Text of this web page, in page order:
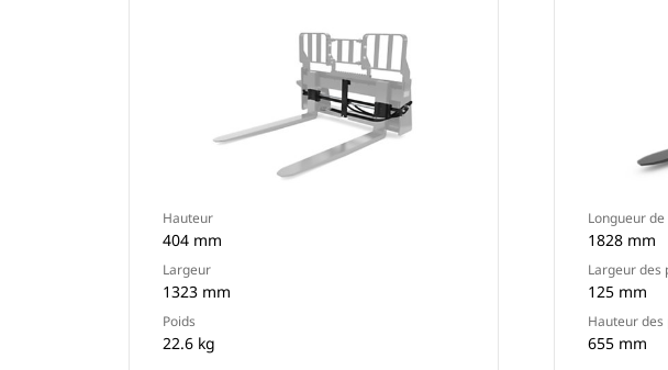
Hauteur
404 mm
Largeur
1323 mm
Poids
22.6 kg
Longueur
1828 mm
Largeur des
125 mm
Hauteur des
655 mm